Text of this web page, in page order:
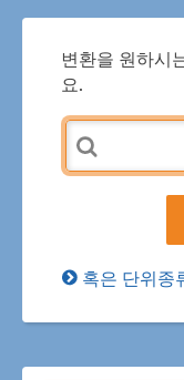
변환을 원하시
요.
혹은 단위종